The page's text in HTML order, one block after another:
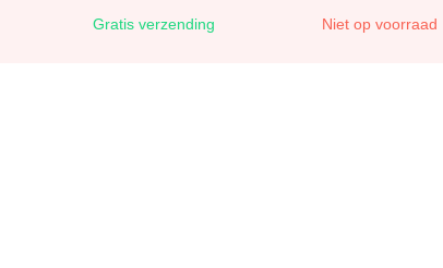
Gratis verzending Niet op voorraad